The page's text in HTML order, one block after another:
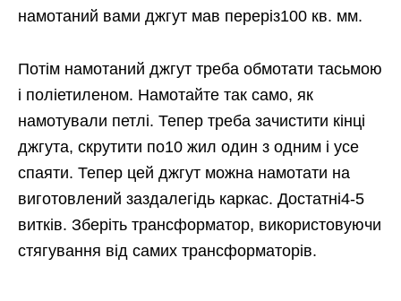
намотаний вами джгут мав переріз100 кв. мм.
Потім намотаний джгут треба обмотати тасьмою
і поліетиленом. Намотайте так само, як
намотували петлі. Тепер треба зачистити кінці
джгута, скрутити по10 жил один з одним і усе
спаяти. Тепер цей джгут можна намотати на
виготовлений заздалегідь каркас. Достатні4-5
витків. Зберіть трансформатор, використовуючи
стягування від самих трансформаторів.